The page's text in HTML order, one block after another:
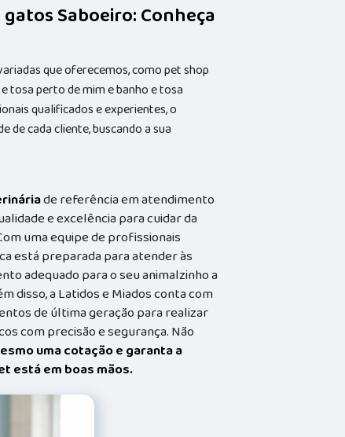
Saboeiro: Conheça
que oferecemos, como pet shop
tosa perto de mim e banho e tosa
qualificados e experientes, o
de cada cliente, buscando a sua
de referência em atendimento
e excelência para cuidar da
uma equipe de profissionais
está preparada para atender às
adequado para o seu animalzinho a
disso, a Latidos e Miados conta com
de última geração para realizar
com precisão e segurança. Não
uma cotação e garanta a
está em boas mãos.